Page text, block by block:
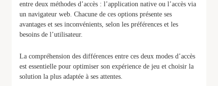
entre deux méthodes d’accès : l’application native ou l’accès via
un navigateur web. Chacune de ces options présente ses
avantages et ses inconvénients, selon les préférences et les
besoins de l’utilisateur.
La compréhension des différences entre ces deux modes d’accès
est essentielle pour optimiser son expérience de jeu et choisir la
solution la plus adaptée à ses attentes.